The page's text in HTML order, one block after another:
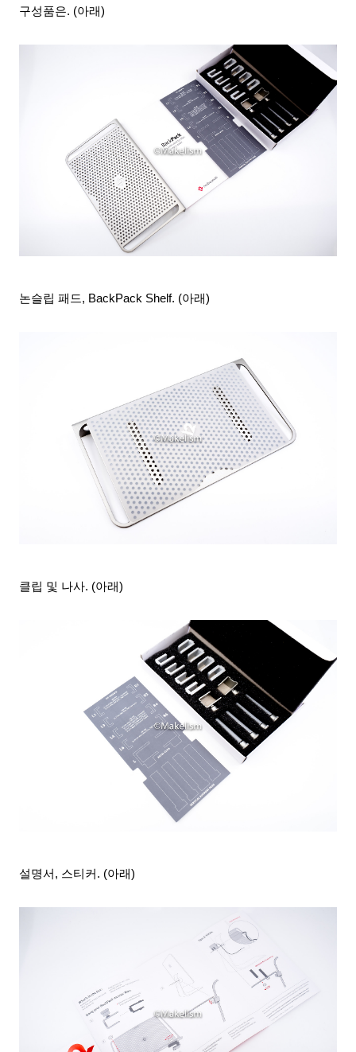
구성품은. (아래)
논슬립 패드, BackPack Shelf. (아래)
클립 및 나사. (아래)
설명서, 스티커 . (아래)